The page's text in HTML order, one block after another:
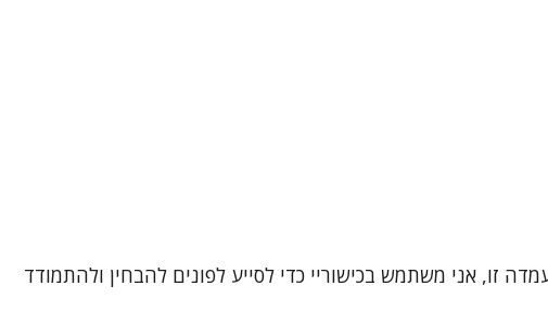
זו, אני משתמש בכישוריי כדי לסייע לפונים להבחין ולהתמודד